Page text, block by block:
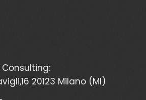
20123 Milano (MI)